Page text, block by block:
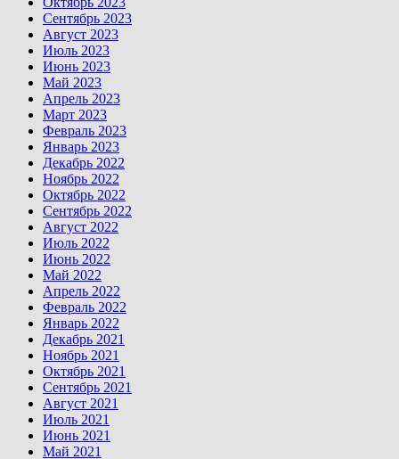
Сентябрь 2023
Август 2023
Июль 2023
Июнь 2023
Май 2023
Апрель 2023
Март 2023
Февраль 2023
Январь 2023
Декабрь 2022
Ноябрь 2022
Октябрь 2022
Сентябрь 2022
Август 2022
Июль 2022
Июнь 2022
Май 2022
Апрель 2022
Февраль 2022
Январь 2022
Декабрь 2021
Ноябрь 2021
Октябрь 2021
Сентябрь 2021
Август 2021
Июль 2021
Июнь 2021
Май 2021